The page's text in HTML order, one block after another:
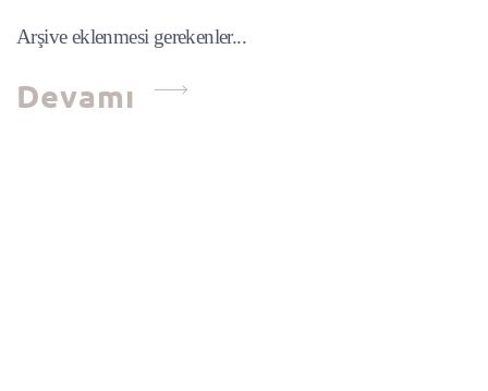
Arşive eklenmesi gerekenler...
Devamı